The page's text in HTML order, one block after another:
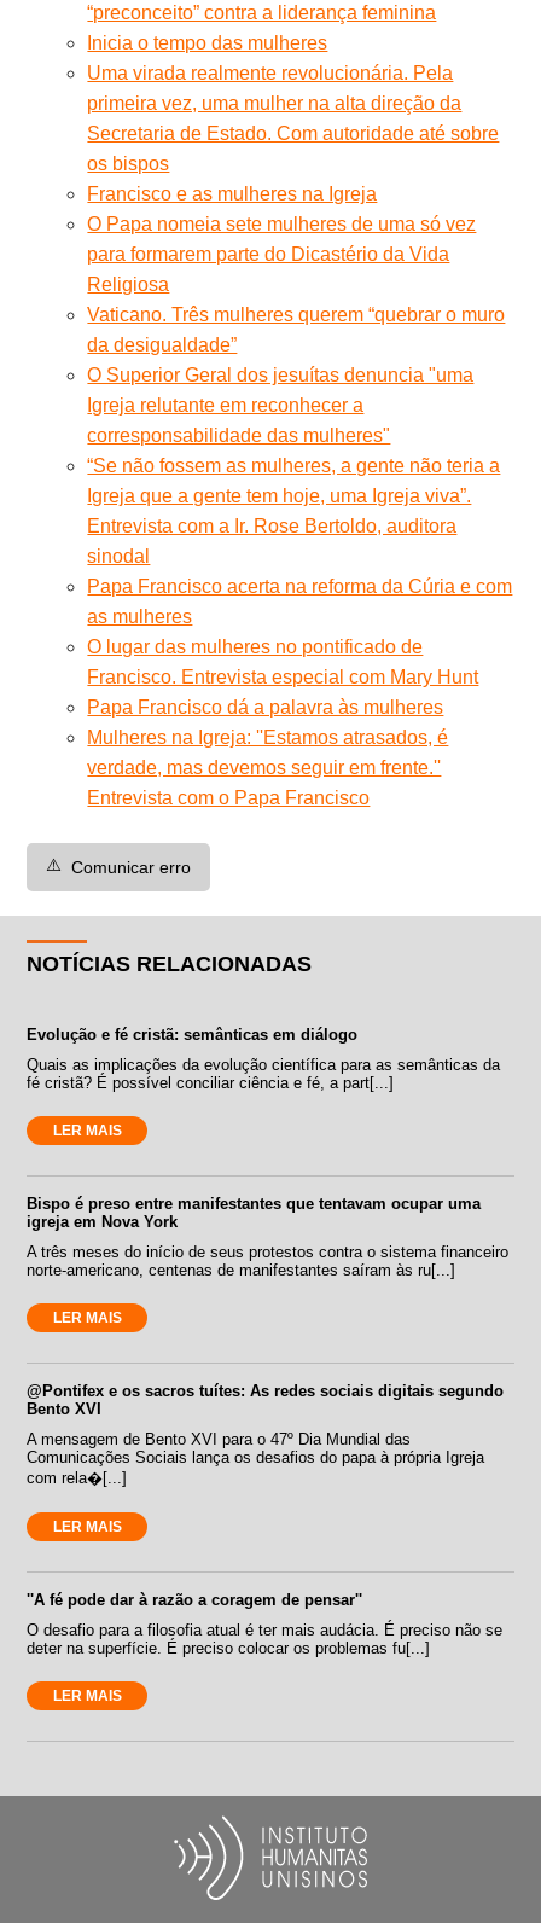
“preconceito” contra a liderança feminina
Inicia o tempo das mulheres
Uma virada realmente revolucionária. Pela
primeira vez, uma mulher na alta direção da
Secretaria de Estado. Com autoridade até sobre
os bispos
Francisco e as mulheres na Igreja
O Papa nomeia sete mulheres de uma só vez
para formarem parte do Dicastério da Vida
Religiosa
Vaticano. Três mulheres querem “quebrar o muro
da desigualdade”
O Superior Geral dos jesuítas denuncia "uma
Igreja relutante em reconhecer a
corresponsabilidade das mulheres"
“Se não fossem as mulheres, a gente não teria a
Igreja que a gente tem hoje, uma Igreja viva”.
Entrevista com a Ir. Rose Bertoldo, auditora
sinodal
Papa Francisco acerta na reforma da Cúria e com
as mulheres
O lugar das mulheres no pontificado de
Francisco. Entrevista especial com Mary Hunt
Papa Francisco dá a palavra às mulheres
Mulheres na Igreja: ''Estamos atrasados, é
verdade, mas devemos seguir em frente.''
Entrevista com o Papa Francisco
⚠️ Comunicar erro
NOTÍCIAS RELACIONADAS
Evolução e fé cristã: semânticas em diálogo
Quais as implicações da evolução científica para as semânticas da
fé cristã? É possível conciliar ciência e fé, a part[...]
LER MAIS
Bispo é preso entre manifestantes que tentavam ocupar uma
igreja em Nova York
A três meses do início de seus protestos contra o sistema financeiro
norte-americano, centenas de manifestantes saíram às ru[...]
LER MAIS
@Pontifex e os sacros tuítes: As redes sociais digitais segundo
Bento XVI
A mensagem de Bento XVI para o 47º Dia Mundial das
Comunicações Sociais lança os desafios do papa à própria Igreja
com rela�[...]
LER MAIS
''A fé pode dar à razão a coragem de pensar''
O desafio para a filosofia atual é ter mais audácia. É preciso não se
deter na superfície. É preciso colocar os problemas fu[...]
LER MAIS